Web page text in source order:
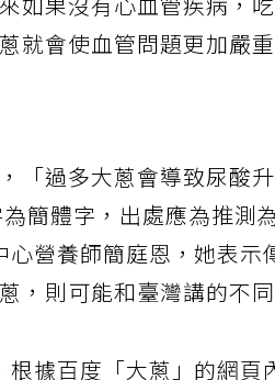
如果沒有心血管疾病，
就會使血管問題更加嚴重
「過多大蔥會導致尿酸
簡體字，出處應為推測
營養師簡庭恩，她表示
，則可能和臺灣講的不同